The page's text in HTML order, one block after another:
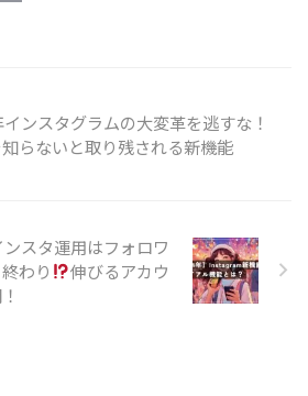
インスタグラムの大変革を逃すな！
らないと取り残される新機能
ンスタ運用はフォロワ
わり
伸びるアカウ